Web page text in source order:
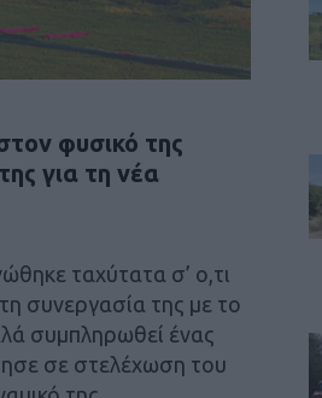
φυσικό της
για τη νέα
ταχύτατα σ’ ο,τι
συνεργασία της με το
συμπληρωθεί ένας
σε στελέχωση του